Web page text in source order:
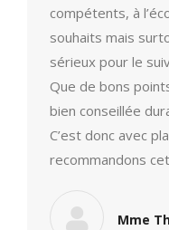
compétents, à
souhaits mais
sérieux pour le
Que de bons
bien conseillée
C’est donc avec
recommandons
Mme